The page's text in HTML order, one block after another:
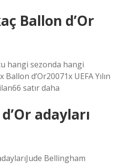
Ballon d’Or
hangi sezonda hangi
d’Or20071x UEFA Yılın
satır daha
adayları
Bellingham